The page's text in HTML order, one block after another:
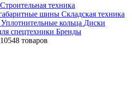
Строительная техника
шины Складская техника
Уплотнительные кольца Диски
спецтехники Бренды
10548 товаров